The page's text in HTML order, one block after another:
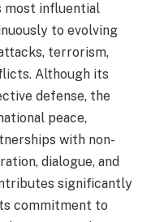
most influential
to evolving
terrorism,
Although its
defense, the
peace,
with non-
dialogue, and
significantly
commitment to